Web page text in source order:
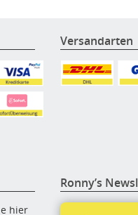
Versandarten
hier
Ronny’s